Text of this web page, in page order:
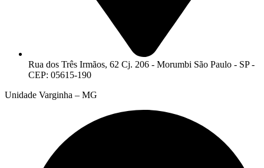
Rua dos Três Irmãos, 62 Cj. 206 - Morumbi São Paulo - SP -
CEP: 05615-190
Unidade Varginha – MG